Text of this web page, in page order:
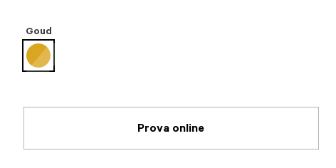
Goud
selected
Prova online